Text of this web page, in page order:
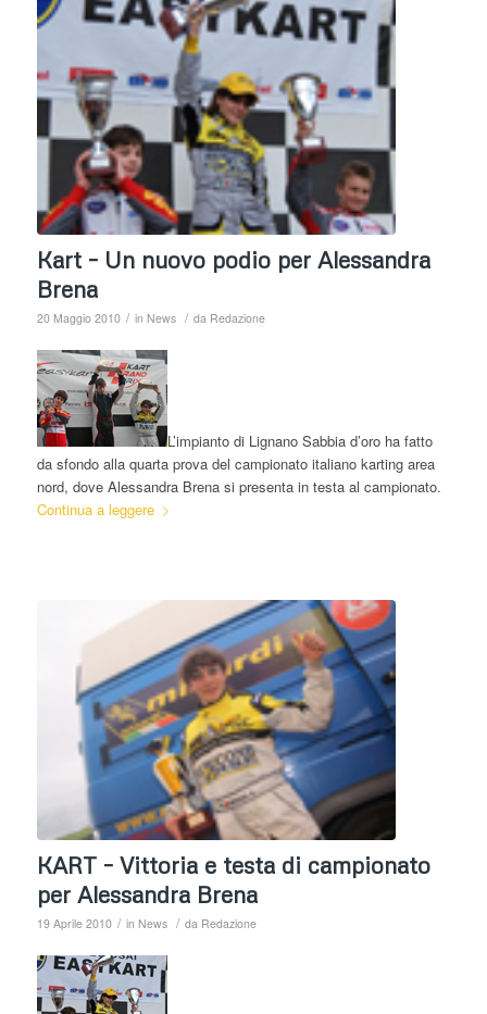
Kart – Un nuovo podio per Alessandra
Brena
20 Maggio 2010 / in News / da Redazione
L’impianto di Lignano Sabbia d’oro ha fatto
da sfondo alla quarta prova del campionato italiano karting area
nord, dove Alessandra Brena si presenta in testa al campionato.
Continua a leggere
KART – Vittoria e testa di campionato
per Alessandra Brena
19 Aprile 2010 / in News / da Redazione